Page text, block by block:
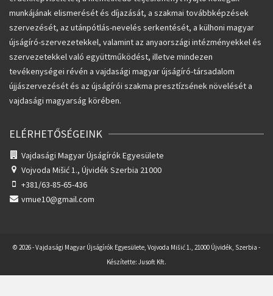
munkájának elismerését és díjazását, a szakmai továbbképzések
szervezését, az utánpótlás-nevelés serkentését, a külhoni magyar
újságíró-szervezetekkel, valamint az anyaországi intézményekkel és
szervezetekkel való együttműködést, illetve mindezen
tevékenységei révén a vajdasági magyar újságíró-társadalom
újjászervezését és az újságírói szakma presztízsének növelését a
vajdasági magyarság körében.
ELÉRHETŐSÉGEINK
Vajdasági Magyar Újságírók Egyesülete
Vojvoda Mišić 1., Újvidék Szerbia 21000
+381/63-85-65-436
vmue10@gmail.com
© 2026 - Vajdasági Magyar Újságírók Egyesülete, Vojvoda Mišić 1., 21000 Újvidék, Szerbia -
Készítette: Jusoft Kft.